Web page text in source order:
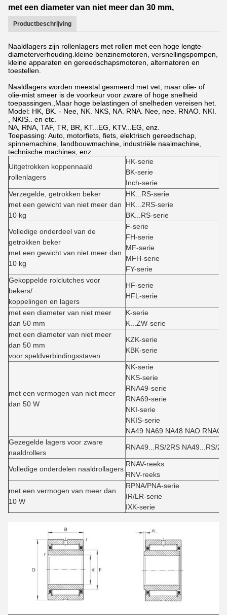
met een diameter van niet meer dan 30 mm,
Productbeschrijving
Naaldlagers zijn rollenlagers met rollen met een hoge lengte-
diameterverhouding.kleine benzinemotoren, versnellingspompen,
kleine apparaten en gereedschapsmotoren, alternatoren en
toestellen.
Naaldlagers worden meestal gesmeerd met vet, maar olie- of
olie-mist smeer is de voorkeur voor zware of hoge snelheid
toepassingen.,Maar hoge belastingen of snelheden vereisen het.
Model: HK, BK. - Nee, NK. NKS, NA. RNA. Nee, nee. RNAO. NKI.
, NKIS.. en etc.
NA, RNA, TAF, TR, BR, KT...EG, KTV...EG, enz.
Toepassing: Auto, motorfiets, fiets, elektrisch gereedschap,
spinnemachine, landbouwmachine, industriële naaimachine,
technische machines, enz.
Uitgetrokken koppennaald
rollenlagers
HK-serie
BK-serie
Inch-serie
Verzegelde, getrokken beker
met een gewicht van niet meer dan
10 kg
HK...RS-serie
HK...2RS-serie
BK...RS-serie
Volledige onderdeel van de
getrokken beker
met een gewicht van niet meer dan
10 kg
F-serie
FH-serie
MF-serie
MFH-serie
FY-serie
Gekoppelde rolclutches voor
bekers/
koppelingen en lagers
HF-serie
HFL-serie
met een diameter van niet meer
dan 50 mm
K-serie
K...ZW-serie
met een diameter van niet meer
dan 50 mm
voor speldverbindingsstaven
KZK-serie
KBK-serie
met een vermogen van niet meer
dan 50 W
NK-serie
NKS-serie
RNA49-serie
RNA69-serie
NKI-serie
NKIS-serie
NA49 NA69 NA48 NAO RNAO-
Gezegelde lagers voor zware
naaldrollers
RNA49...RS/2RS NA49...RS/
Volledige onderdelen naaldrollagers
RNAV-reeks
RNV-reeks
met een vermogen van meer dan
10 W
RPNA/PNA-serie
IR/LR-serie
IXK-serie